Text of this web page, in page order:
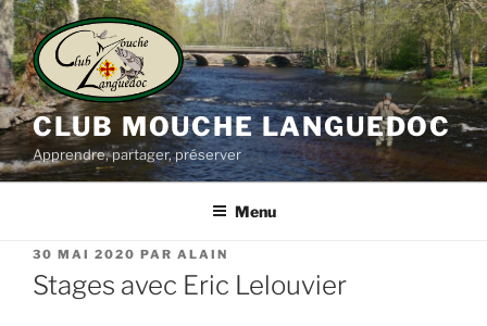
Aller
au
contenu
principal
CLUB MOUCHE LANGUEDOC
Apprendre, partager, préserver
Menu
PUBLIÉ
LE
30 MAI 2020 PAR ALAIN
Stages avec Eric Lelouvier